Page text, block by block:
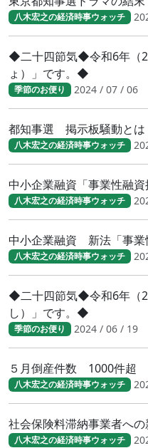
八木宏之の経済時事ウォッチ
◆二十四節気◆令和6年（
ょ）」です。◆
季節のお便り 2024 / 07 / 06
都知事選 掲示板騒動とは
八木宏之の経済時事ウォッチ
中小企業融資「事業性融
八木宏之の経済時事ウォッチ
中小企業融資 新法「事業
八木宏之の経済時事ウォッチ
◆二十四節気◆令和6年（
し）」です。◆
季節のお便り 2024 / 06 / 19
５月倒産件数 1000件超
八木宏之の経済時事ウォッチ
社会保険料滞納事業者へ
八木宏之の経済時事ウォッチ